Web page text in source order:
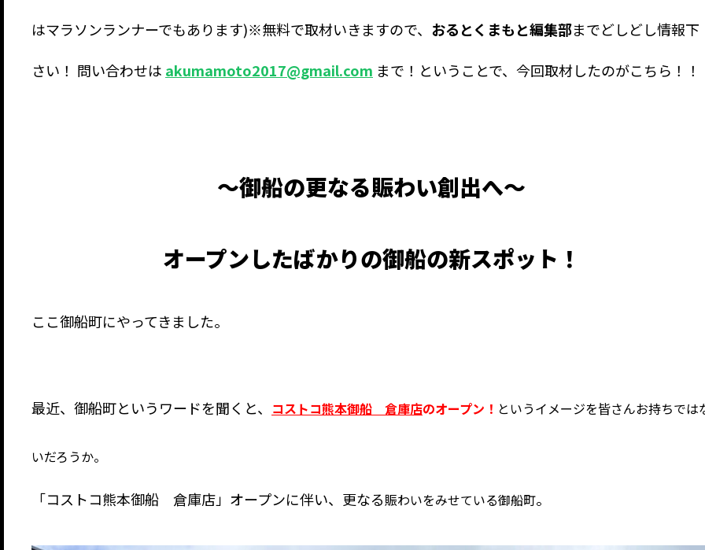
はマラソンランナーでもあります)※無料で取材いきますので、 おるとくまもと編集部までどしどし情報下
さい！ 問い合わせは akumamoto2017@gmail.com まで！ということで、今回取材したのがこちら！！
～御船の更なる賑わい創出へ～
オープンしたばかりの御船の新スポット！
ここ御船町にやってきました。
最近、御船町というワードを聞くと、 コストコ熊本御船 倉庫店のオープン！ というイメージを皆さんお持ちでは
いだろうか。
「コストコ熊本御船 倉庫店」オープンに伴い、更なる賑わいをみせている御船町。